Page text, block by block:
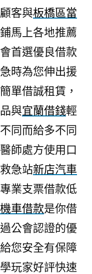
客與板橋區當
馬上各地推薦
首選優良借款
時為您伸出援
單借誠租賃，
與宜蘭借錢輕
同而給多不同
師處方使用口
急站新店汽車
業支票借款低
車借款是你借
公會認證的優
給您安全有保障
玩家好評快速